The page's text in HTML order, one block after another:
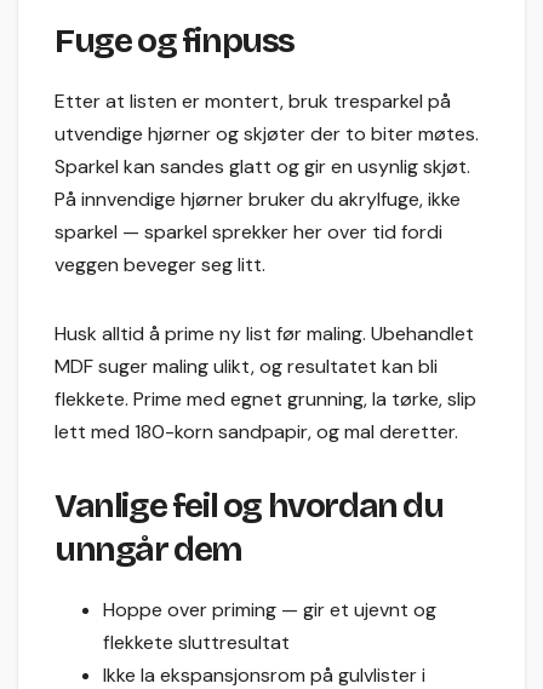
Fuge og finpuss
Etter at listen er montert, bruk tresparkel på
utvendige hjørner og skjøter der to biter møtes.
Sparkel kan sandes glatt og gir en usynlig skjøt.
På innvendige hjørner bruker du akrylfuge, ikke
sparkel — sparkel sprekker her over tid fordi
veggen beveger seg litt.
Husk alltid å prime ny list før maling. Ubehandlet
MDF suger maling ulikt, og resultatet kan bli
flekkete. Prime med egnet grunning, la tørke, slip
lett med 180-korn sandpapir, og mal deretter.
Vanlige feil og hvordan du
unngår dem
Hoppe over priming — gir et ujevnt og
flekkete sluttresultat
Ikke la ekspansjonsrom på gulvlister i